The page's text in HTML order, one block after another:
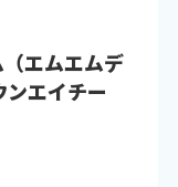
エムエムデ
エイチー